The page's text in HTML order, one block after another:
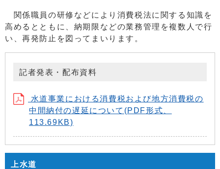
関係職員の研修などにより消費税法に関する知識を
高めるとともに、納期限などの業務管理を複数人で行
い、再発防止を図ってまいります。
記者発表・配布資料
水道事業における消費税および地方消費税の
中間納付の遅延について(PDF形式、
113.69KB)
上水道